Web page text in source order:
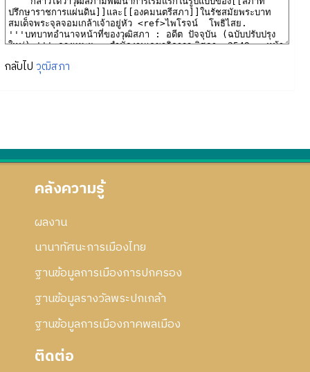
กลับไป วุฒิสภา
คลังความรู้
ผลงาน
นานาทัศนะการเมืองไทย
ฐานข้อมูลการเมืองการปกครอง
ฐานข้อมูลรางวัลพระปกเกล้า
ฐานข้อมูลการเมืองภาคพลเมือง
ติดต่อ